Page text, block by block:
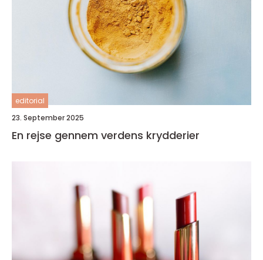
editorial
23. September 2025
En rejse gennem verdens krydderier